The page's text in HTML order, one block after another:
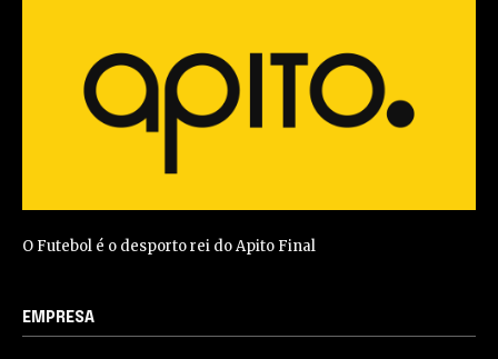
O Futebol é o desporto rei do Apito Final
EMPRESA